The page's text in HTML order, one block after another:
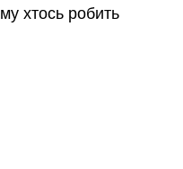
хтось робить